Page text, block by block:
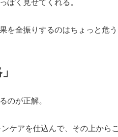
ぽく見せてくれる。
を全振りするのはちょっと危う
のが正解。
ケアを仕込んで、その上からこ